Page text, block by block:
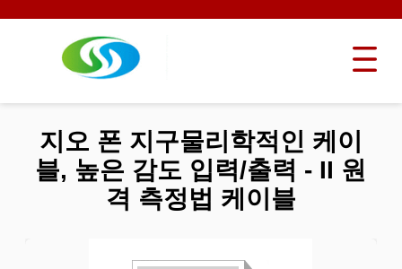
지오 폰 지구물리학적인 케이
블, 높은 감도 입력/출력 - II 원
격 측정법 케이블